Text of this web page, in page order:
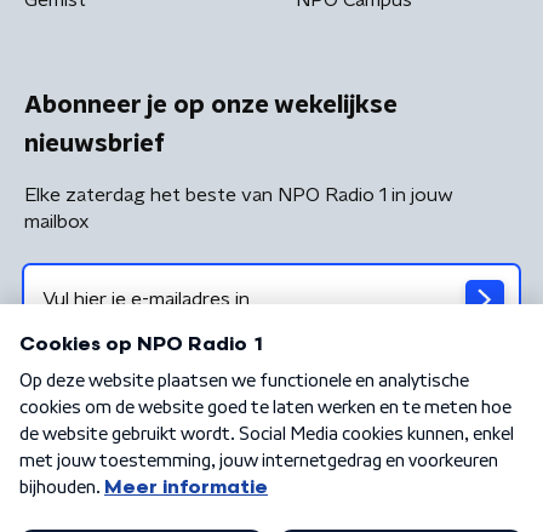
Abonneer je op onze wekelijkse
nieuwsbrief
Elke zaterdag het beste van NPO Radio 1 in jouw
mailbox
Algemene voorwaarden